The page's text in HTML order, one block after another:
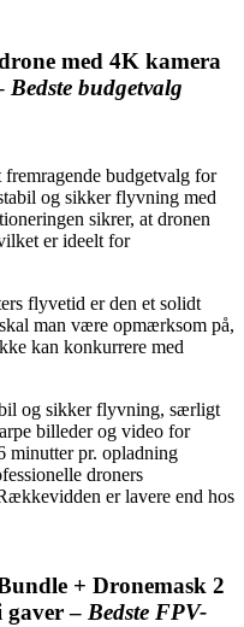
med 4K kamera
Bedste budgetvalg
budgetvalg for
og sikker flyvning med
sikrer, at dronen
er ideelt for
flyvetid er den et solidt
man være opmærksom på,
kan konkurrere med
og sikker flyvning, særligt
billeder og video for
minutter pr. opladning
droners
er lavere end hos
+ Dronemask 2
– Bedste FPV-